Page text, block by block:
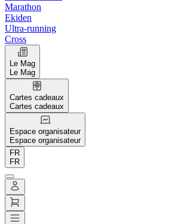
Marathon
Ekiden
Ultra-running
Cross
Le Mag
Le Mag
Cartes cadeaux
Cartes cadeaux
Espace organisateur
Espace organisateur
FR
FR